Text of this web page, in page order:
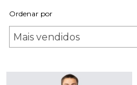
Ordenar por